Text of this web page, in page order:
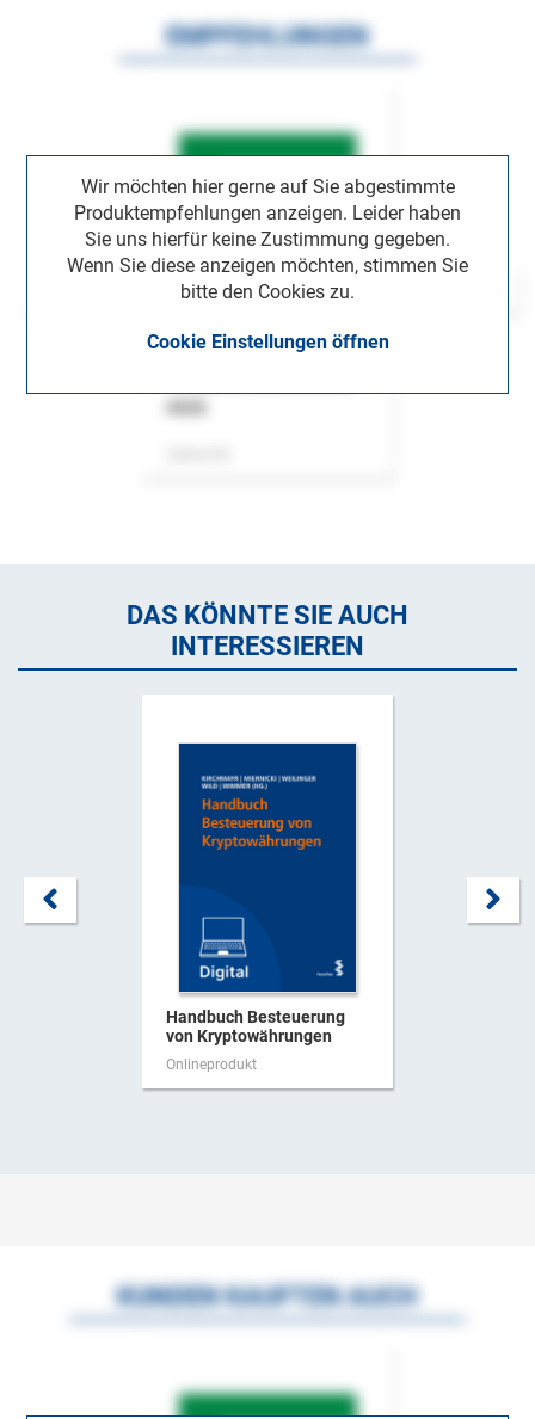
Wir möchten hier gerne auf Sie abgestimmte
Produktempfehlungen anzeigen. Leider haben
Sie uns hierfür keine Zustimmung gegeben.
Wenn Sie diese anzeigen möchten, stimmen Sie
bitte den Cookies zu.
Cookie Einstellungen öffnen
EMPFEHLUNGEN
DAS KÖNNTE SIE AUCH
INTERESSIEREN
Handbuch Besteuerung
von Kryptowährungen
Onlineprodukt
KUNDEN KAUFTEN AUCH